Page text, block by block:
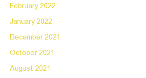
February 2022
January 2022
December 2021
October 2021
August 2021